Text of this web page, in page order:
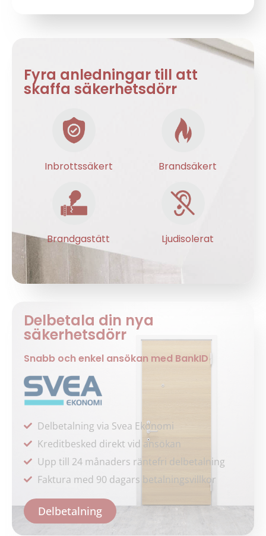
Fyra anledningar till att
skaffa säkerhetsdörr
Inbrottssäkert Brandsäkert
Brandgastätt Ljudisolerat
Delbetala din nya
säkerhetsdörr
Snabb och enkel ansökan med BankID
Delbetalning via Svea Ekonomi
Kreditbesked direkt vid ansökan
Upp till 24 månaders räntefri delbetalning
Faktura med 90 dagars betalningsvillkor
Delbetalning